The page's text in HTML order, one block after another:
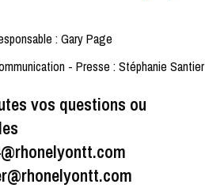
: Gary Page
- Presse : Stéphanie Santier
vos questions ou